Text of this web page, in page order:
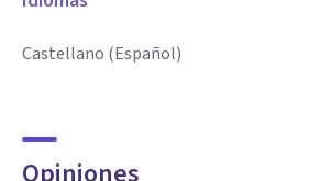
Castellano (Español)